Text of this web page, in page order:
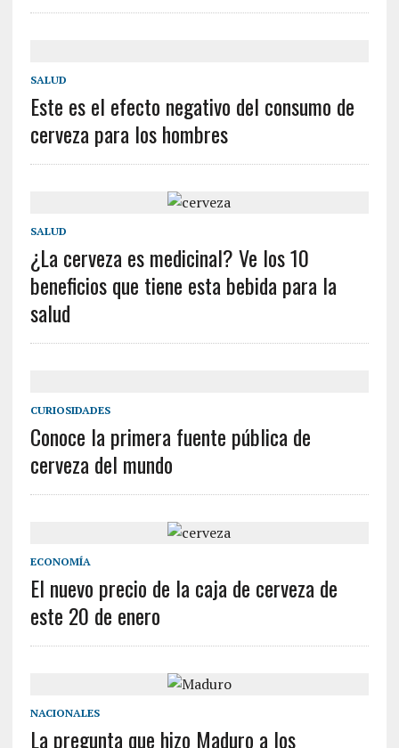
SALUD
Este es el efecto negativo del consumo de
cerveza para los hombres
SALUD
¿La cerveza es medicinal? Ve los 10
beneficios que tiene esta bebida para la
salud
CURIOSIDADES
Conoce la primera fuente pública de
cerveza del mundo
ECONOMÍA
El nuevo precio de la caja de cerveza de
este 20 de enero
NACIONALES
La pregunta que hizo Maduro a los